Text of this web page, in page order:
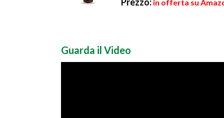
in offerta su
Guarda il Video